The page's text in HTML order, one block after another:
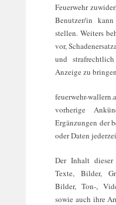
Feuerwehr
Benutzer/in
stellen. Weiters
vor,
und
Anzeige zu
feuerwehr-
vorherige
Ergänzungen der
oder Daten
Der Inhalt dieser
Texte, Bilder,
Bilder, Ton-,
sowie auch ihre